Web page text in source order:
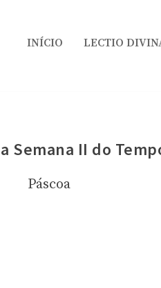
INÍCIO LECTIO
Semana II do
Páscoa